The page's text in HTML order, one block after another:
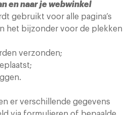
en naar je webwinkel
gebruikt voor alle pagina’s
het bijzonder voor de plekken
verzonden;
er verschillende gegevens